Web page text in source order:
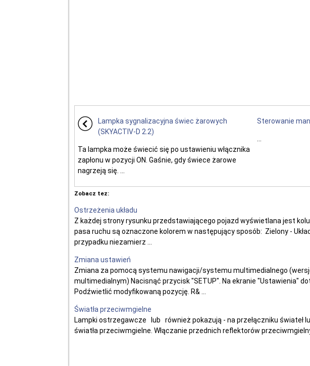
Lampka sygnalizacyjna świec żarowych
(SKYACTIV-D 2.2)
Ta lampka może świecić się po ustawieniu włącznika
zapłonu w pozycji ON. Gaśnie, gdy świece żarowe
nagrzeją się. ...
Sterowanie
Zobacz tez:
Ostrzeżenia układu
Z każdej strony rysunku przedstawiającego pojazd wyświetlana jest
pasa ruchu są oznaczone kolorem w następujący sposób: Zielony -
przypadku niezamierz ...
Zmiana ustawień
Zmiana za pomocą systemu nawigacji/systemu multimedialnego
multimedialnym) Nacisnąć przycisk "SETUP". Na ekranie "Ustawienia"
Podźwietlić modyfikowaną pozycję. R& ...
Światła przeciwmgielne
Lampki ostrzegawcze lub również pokazują - na przełączniku świateł
światła przeciwmgielne. Włączanie przednich reflektorów